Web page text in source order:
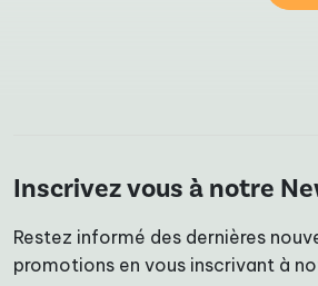
Inscrivez vous à notre
Restez informé des dernières
promotions en vous inscrivant à